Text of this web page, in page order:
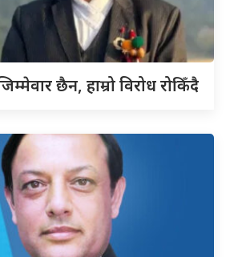
छैन, हाम्रो विरोध रोकिँदै